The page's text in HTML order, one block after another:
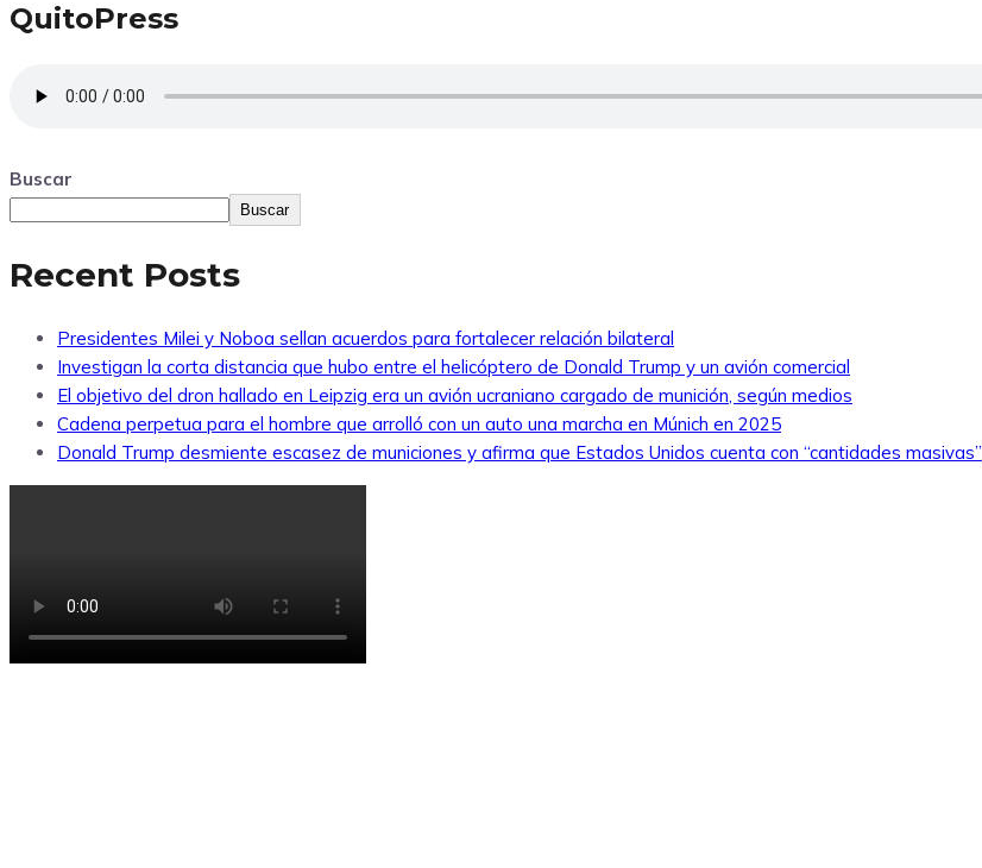
QuitoPress
Buscar
Buscar
Recent Posts
Presidentes Milei y Noboa sellan acuerdos para fortalecer relación bilateral
Investigan la corta distancia que hubo entre el helicóptero de Donald Trump y un avión comercial
El objetivo del dron hallado en Leipzig era un avión ucraniano cargado de munición, según medios
Cadena perpetua para el hombre que arrolló con un auto una marcha en Múnich en 2025
Donald Trump desmiente escasez de municiones y afirma que Estados Unidos cuenta con “cantidades masivas”